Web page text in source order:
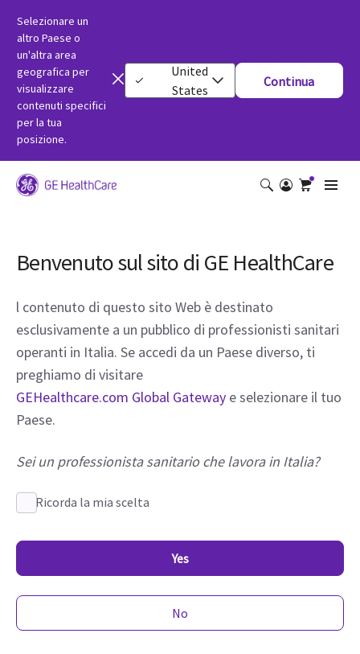
Selezionare un
altro Paese o
un'altra area
geografica per
visualizzare
contenuti specifici
per la tua
posizione.
United
States
Continua
Benvenuto sul sito di GE HealthCare
l contenuto di questo sito Web è destinato
esclusivamente a un pubblico di professionisti sanitari
operanti in Italia. Se accedi da un Paese diverso, ti
preghiamo di visitare
GEHealthcare.com Global Gateway e selezionare il tuo
Paese.
Sei un professionista sanitario che lavora in Italia?
Ricorda la mia scelta
Yes
No